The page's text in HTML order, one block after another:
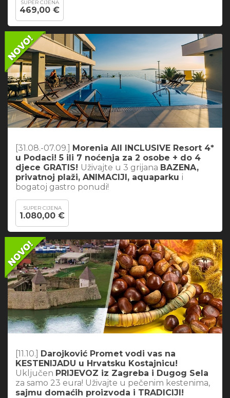
SUPER CIJENA
469,00 €
[31.08.-07.09.] Morenia All INCLUSIVE Resort 4*
u Podaci! 5 ili 7 noćenja za 2 osobe + do 4
djece GRATIS! Uživajte u 3 grijana BAZENA,
privatnoj plaži, ANIMACIJI, aquaparku i
bogatoj gastro ponudi!
SUPER CIJENA
1.080,00 €
[11.10.] Darojković Promet vodi vas na
KESTENIJADU u Hrvatsku Kostajnicu!
Uključen PRIJEVOZ iz Zagreba i Dugog Sela
za samo 23 eura! Uživajte u pečenim kestenima,
sajmu domaćih proizvoda i TRADICIJI!